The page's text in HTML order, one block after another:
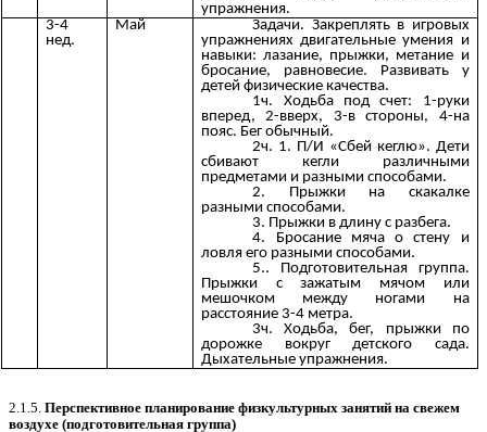
упражнения.
3-4
нед.
Май
Задачи. Закреплять в игровых
упражнениях двигательные умения и
навыки: лазание, прыжки, метание и
бросание, равновесие. Развивать у
детей физические качества.
1ч. Ходьба под счет: 1-руки
вперед, 2-вверх, 3-в стороны, 4-на
пояс. Бег обычный.
2ч. 1. П/И «Сбей кеглю». Дети
сбивают кегли различными
предметами и разными способами.
2. Прыжки на скакалке
разными способами.
3. Прыжки в длину с разбега.
4. Бросание мяча о стену и
ловля его разными способами.
5.. Подготовительная группа.
Прыжки с зажатым мячом или
мешочком между ногами на
расстояние 3-4 метра.
3ч. Ходьба, бег, прыжки по
дорожке вокруг детского сада.
Дыхательные упражнения.
2.1.5. Перспективное планирование физкультурных занятий на свежем
воздухе (подготовительная группа)